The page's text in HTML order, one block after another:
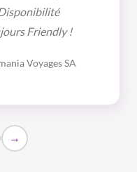
Friendly !
Voyages SA
→